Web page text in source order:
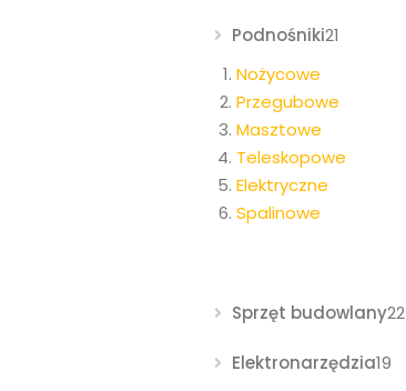
Podnośniki21
Nożycowe
Przegubowe
Masztowe
Teleskopowe
Elektryczne
Spalinowe
Sprzęt budowlany22
Elektronarzędzia19